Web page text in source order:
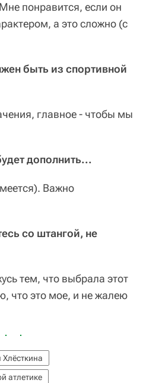
понравится, если он
а это сложно (с
быть из спортивной
главное - чтобы мы
дополнить...
Важно
со штангой, не
тем, что выбрала этот
что это мое, и не жалею
Хлёсткина
атлетике